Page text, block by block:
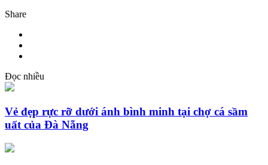
Share
Đọc nhiều
Vẻ đẹp rực rỡ dưới ánh bình minh tại chợ cá sầm
uất của Đà Nẵng